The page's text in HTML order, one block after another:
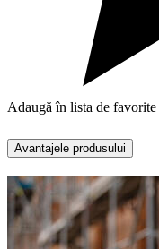
Adaugă în lista de favorite
Avantajele produsului